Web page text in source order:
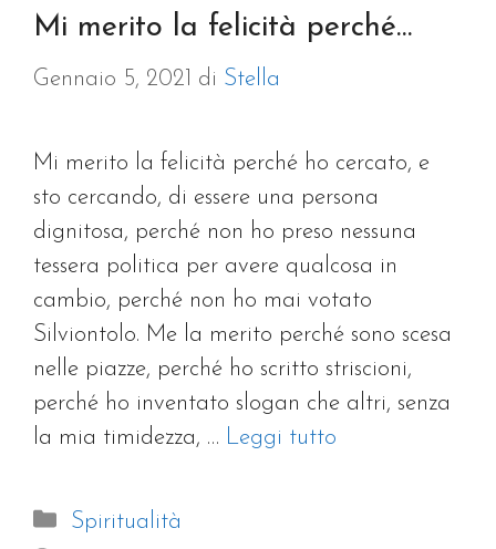
Mi merito la felicità perché…
Gennaio 5, 2021 di Stella
Mi merito la felicità perché ho cercato, e
sto cercando, di essere una persona
dignitosa, perché non ho preso nessuna
tessera politica per avere qualcosa in
cambio, perché non ho mai votato
Silviontolo. Me la merito perché sono scesa
nelle piazze, perché ho scritto striscioni,
perché ho inventato slogan che altri, senza
la mia timidezza, … Leggi tutto
Categorie
Spiritualità